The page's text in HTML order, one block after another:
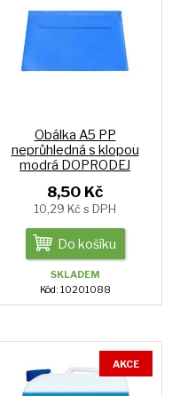
Obálka A5 PP
neprůhledná s klopou
modrá DOPRODEJ
8,50 Kč
10,29 Kč s DPH
Do košíku
SKLADEM
Kód: 10201088
AKCE